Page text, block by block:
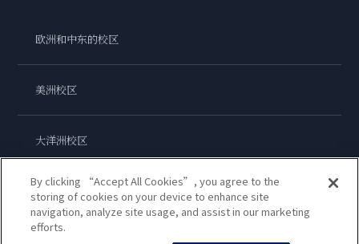
欧洲和中东的校区
美洲校区
大洋洲校区
亚洲校区
By clicking “Accept All Cookies”, you agree to the
storing of cookies on your device to enhance site
navigation, analyze site usage, and assist in our marketing
efforts.